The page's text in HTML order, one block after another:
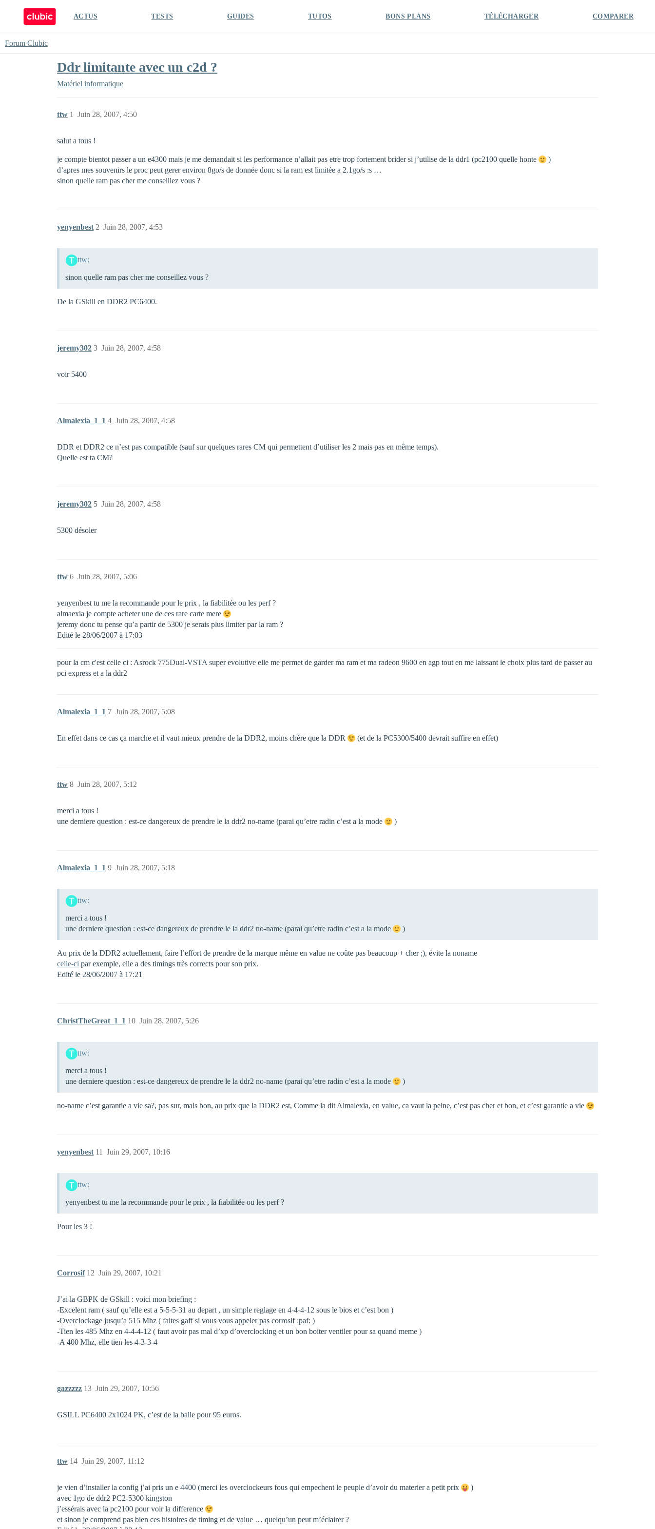
ACTUS TESTS GUIDES TUTOS BONS PLANS TÉLÉCHARGER COMPARER
Forum Clubic
Ddr limitante avec un c2d ?
Matériel informatique
ttw Juin 28, 2007, 4:50
1
salut a tous !
je compte bientot passer a un e4300 mais je me demandait si les performance n’allait pas etre trop fortement brider si j’utilise de la ddr1 (pc2100 quelle honte
)
d’apres mes souvenirs le proc peut gerer environ 8go/s de donnée donc si la ram est limitée a 2.1go/s :s …
sinon quelle ram pas cher me conseillez vous ?
yenyenbest Juin 28, 2007, 4:53
2
ttw:
sinon quelle ram pas cher me conseillez vous ?
De la GSkill en DDR2 PC6400.
jeremy302 Juin 28, 2007, 4:58
3
voir 5400
Almalexia_1_1 Juin 28, 2007, 4:58
4
DDR et DDR2 ce n’est pas compatible (sauf sur quelques rares CM qui permettent d’utiliser les 2 mais pas en même temps).
Quelle est ta CM?
jeremy302 Juin 28, 2007, 4:58
5
5300 désoler
ttw Juin 28, 2007, 5:06
6
yenyenbest tu me la recommande pour le prix , la fiabilitée ou les perf ?
almaexia je compte acheter une de ces rare carte mere
jeremy donc tu pense qu’a partir de 5300 je serais plus limiter par la ram ?
Edité le 28/06/2007 à 17:03
pour la cm c'est celle ci : Asrock 775Dual-VSTA super evolutive elle me permet de garder ma ram et ma radeon 9600 en agp tout en me laissant le choix plus tard de passer au
pci express et a la ddr2
Almalexia_1_1 Juin 28, 2007, 5:08
7
En effet dans ce cas ça marche et il vaut mieux prendre de la DDR2, moins chère que la DDR (et de la PC5300/5400 devrait suffire en effet)
ttw Juin 28, 2007, 5:12
8
merci a tous !
une derniere question : est-ce dangereux de prendre le la ddr2 no-name (parai qu’etre radin c’est a la mode
)
Almalexia_1_1 Juin 28, 2007, 5:18
9
ttw:
merci a tous !
une derniere question : est-ce dangereux de prendre le la ddr2 no-name (parai qu’etre radin c’est a la mode
)
Au prix de la DDR2 actuellement, faire l’effort de prendre de la marque même en value ne coûte pas beaucoup + cher ;), évite la noname
celle-ci par exemple, elle a des timings très corrects pour son prix.
Edité le 28/06/2007 à 17:21
ChristTheGreat_1_1 Juin 28, 2007, 5:26
10
ttw:
merci a tous !
une derniere question : est-ce dangereux de prendre le la ddr2 no-name (parai qu’etre radin c’est a la mode
)
no-name c’est garantie a vie sa?, pas sur, mais bon, au prix que la DDR2 est, Comme la dit Almalexia, en value, ca vaut la peine, c’est pas cher et bon, et c’est garantie a vie
yenyenbest Juin 29, 2007, 10:16
11
ttw:
yenyenbest tu me la recommande pour le prix , la fiabilitée ou les perf ?
Pour les 3 !
Corrosif Juin 29, 2007, 10:21
12
J’ai la GBPK de GSkill : voici mon briefing :
-Excelent ram ( sauf qu’elle est a 5-5-5-31 au depart , un simple reglage en 4-4-4-12 sous le bios et c’est bon )
-Overclockage jusqu’a 515 Mhz ( faites gaff si vous vous appeler pas corrosif :paf: )
-Tien les 485 Mhz en 4-4-4-12 ( faut avoir pas mal d’xp d’overclocking et un bon boiter ventiler pour sa quand meme )
-A 400 Mhz, elle tien les 4-3-3-4
gazzzzz Juin 29, 2007, 10:56
13
GSILL PC6400 2x1024 PK, c’est de la balle pour 95 euros.
ttw Juin 29, 2007, 11:12
14
je vien d’installer la config j’ai pris un e 4400 (merci les overclockeurs fous qui empechent le peuple d’avoir du materier a petit prix
)
avec 1go de ddr2 PC2-5300 kingston
j’essérais avec la pc2100 pour voir la difference
et sinon je comprend pas bien ces histoires de timing et de value … quelqu’un peut m’éclairer ?